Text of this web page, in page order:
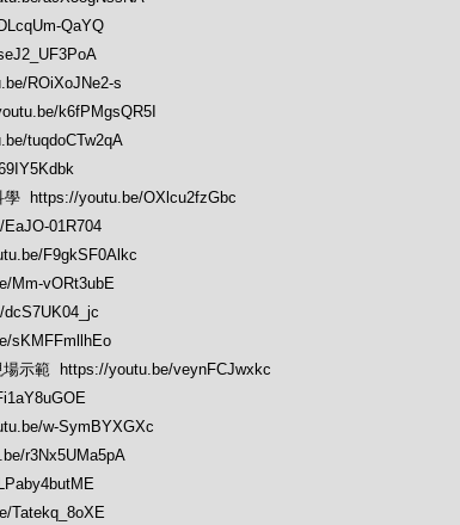
QaYQ
ROiXoJNe2-s
k6fPMgsQR5I
tuqdoCTw2qA
學 https://youtu.be/OXlcu2fzGbc
01R704
F9gkSF0Alkc
Mm-vORt3ubE
sKMFFmllhEo
場示範 https://youtu.be/veynFCJwxkc
w-SymBYXGXc
r3Nx5UMa5pA
Tatekq_8oXE